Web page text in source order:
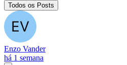
Todos os Posts
Enzo Vander
há 1 semana